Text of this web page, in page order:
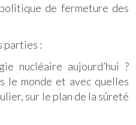
de fermeture des
parties :
nucléaire aujourd’hui ?
le monde et avec quelles
sur le plan de la sûreté